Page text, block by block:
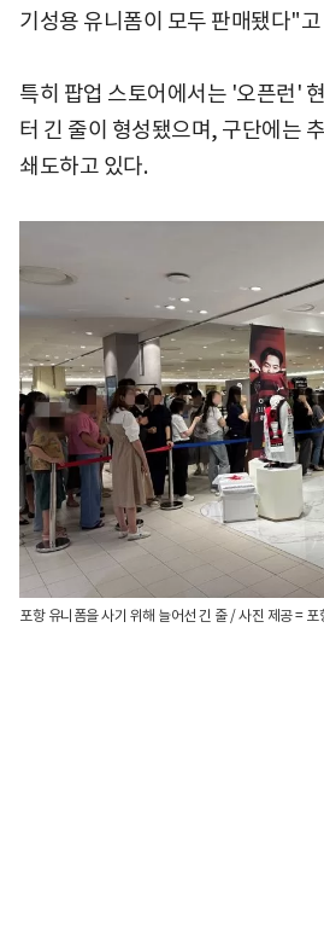
기성용 유니폼이 모두 판매됐다"
특히 팝업 스토어에서는 '오픈런'
터 긴 줄이 형성됐으며, 구단에는
쇄도하고 있다.
포항 유니폼을 사기 위해 늘어선 긴 줄 / 사진 제공 = 포